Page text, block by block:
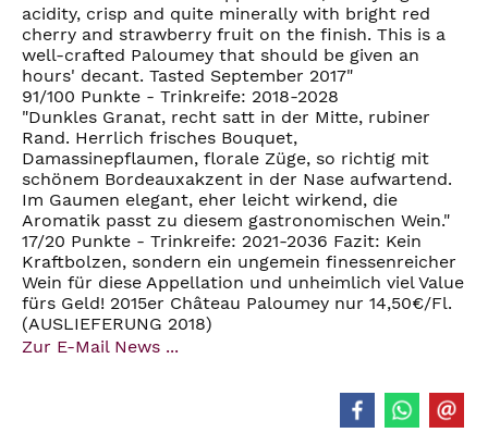
acidity, crisp and quite minerally with bright red
cherry and strawberry fruit on the finish. This is a
well-crafted Paloumey that should be given an
hours' decant. Tasted September 2017"
91/100 Punkte - Trinkreife: 2018-2028
"Dunkles Granat, recht satt in der Mitte, rubiner
Rand. Herrlich frisches Bouquet,
Damassinepflaumen, florale Züge, so richtig mit
schönem Bordeauxakzent in der Nase aufwartend.
Im Gaumen elegant, eher leicht wirkend, die
Aromatik passt zu diesem gastronomischen Wein."
17/20 Punkte - Trinkreife: 2021-2036 Fazit: Kein
Kraftbolzen, sondern ein ungemein finessenreicher
Wein für diese Appellation und unheimlich viel Value
fürs Geld! 2015er Château Paloumey nur 14,50€/Fl.
(AUSLIEFERUNG 2018)
Zur E-Mail News ...